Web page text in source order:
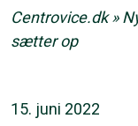
Centrovice.dk»
sætter op
15. juni 2022